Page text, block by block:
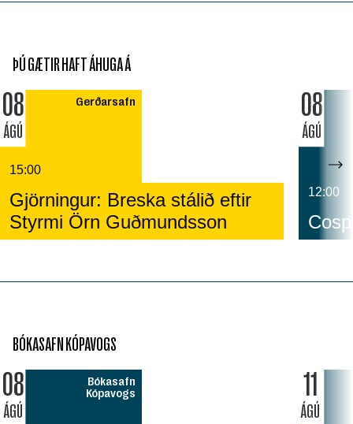
ÞÚ GÆTIR HAFT ÁHUGA Á
08
ÁGÚ
Gerðarsafn
15:00
Gjörningur: Breska stálið eftir
Styrmi Örn Guðmundsson
08
ÁGÚ
12:00
BÓKASAFN KÓPAVOGS
08
ÁGÚ
Bókasafn
Kópavogs
11
ÁGÚ